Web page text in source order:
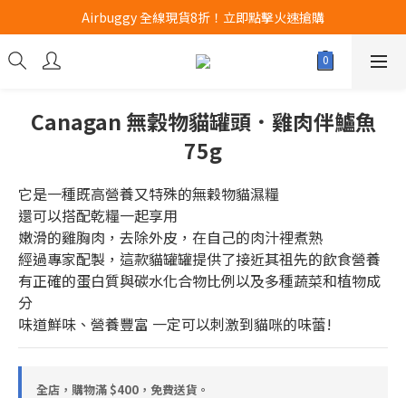
Airbuggy 全線現貨8折！立即點擊火速搶購
Airbuggy 全線現貨8折！立即點擊火速搶購
CURLI瑞士狗帶全款式3折！立即按下搶購
Airbuggy 全線現貨8折！立即點擊火速搶購
Canagan 無穀物貓罐頭．雞肉伴鱸魚
75g
它是一種既高營養又特殊的無穀物貓濕糧
還可以搭配乾糧一起享用
嫩滑的雞胸肉，去除外皮，在自己的肉汁裡煮熟
經過專家配製，這款貓罐罐提供了接近其祖先的飲食營養
有正確的蛋白質與碳水化合物比例以及多種蔬菜和植物成
分
味道鮮味、營養豐富 一定可以刺激到貓咪的味蕾!
全店，購物滿 $400，免費送貨。